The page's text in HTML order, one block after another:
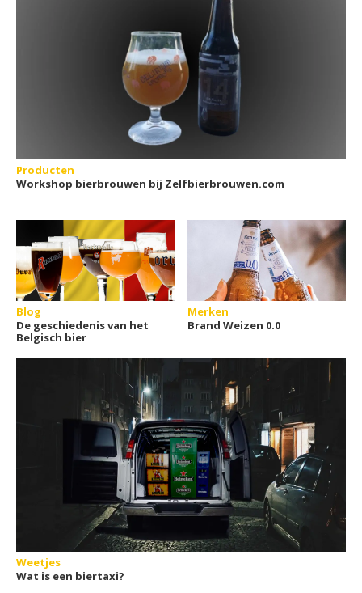
Producten
Workshop bierbrouwen bij Zelfbierbrouwen.com
Blog
De geschiedenis van het
Belgisch bier
Merken
Brand Weizen 0.0
Weetjes
Wat is een biertaxi?